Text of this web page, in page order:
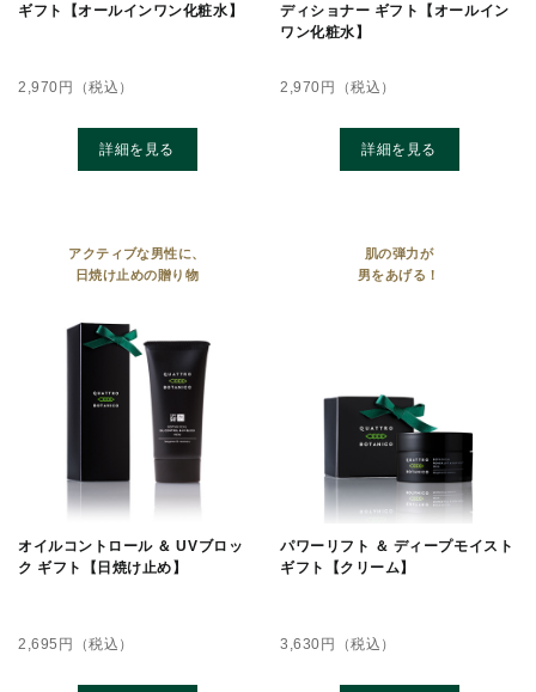
ギフト【オールインワン化粧水】
2,970 円（税込）
詳細を見る
ディショナー ギフト【オールイン
ワン化粧水】
2,970 円（税込）
詳細を見る
アクティブな男性に、
日焼け止めの贈り物
オイルコントロール ＆ UVブロッ
ク ギフト【日焼け止め】
2,695 円（税込）
肌の弾力が
男をあげる！
パワーリフト ＆ ディープモイスト
ギフト【クリーム】
3,630 円（税込）